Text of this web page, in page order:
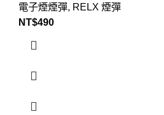
電子煙煙彈, RELX 煙彈
NT$490